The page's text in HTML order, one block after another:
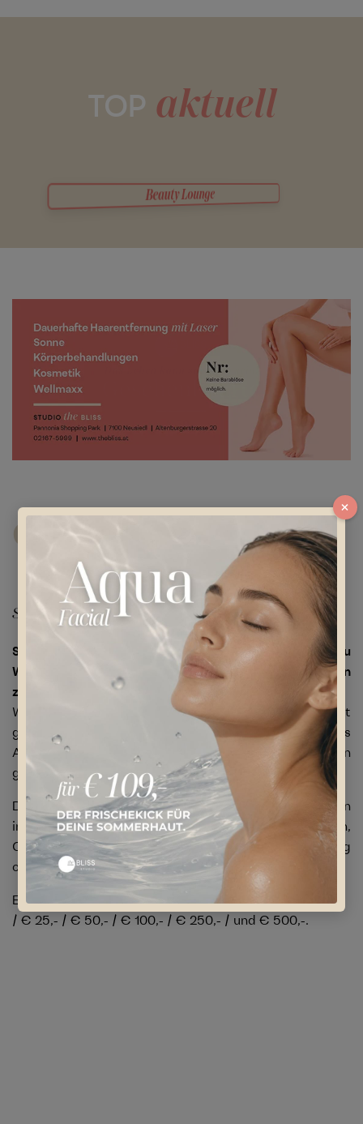
×
TOP aktuell
Your
Beauty Lounge
GESCHENK karte
Schenke Schönheit, die glücklich macht!
Suchst Du das perfekte Geschenk zum Geburtstag, zu
Weihnachten, zur Hochzeit, zum Jubiläum oder spontan
zum Freude schenken?
Wenn deine Lieben Wert legen auf einen straffen, gut
geformten Körper oder ein jugendlich gepflegtes
Aussehen, dann sind unsere BLISS Geschenkkarten
genau das perfekte Geschenk für Sie oder Ihn.
Die Geschenkkarten können für alle Dienstleistungen
im Studio The BLISS eingelöst werden! Ob sonnen,
Gesichtsbehandlungen, dauerhafte Haarentfernung
oder Körperstraffung: es ist für jeden was dabei!
Erhältlich in unterschiedlichen Designs im Wert von
/ € 25,- / € 50,- / € 100,- / € 250,- / und € 500,-.